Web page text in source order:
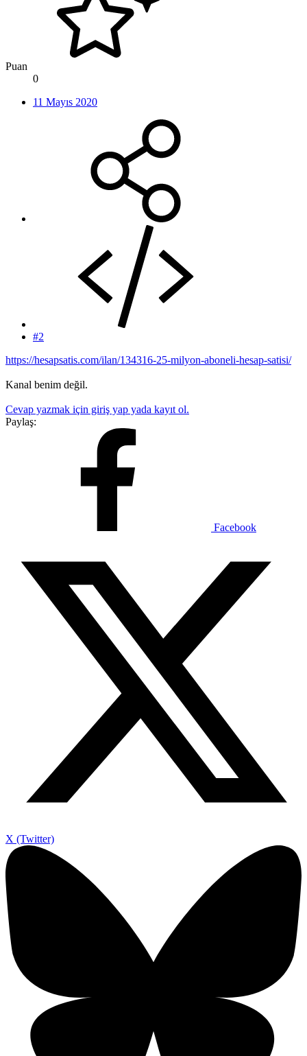
Puan
0
11 Mayıs 2020
#2
https://hesapsatis.com/ilan/134316-25-milyon-aboneli-hesap-satisi/
Kanal benim değil.
Cevap yazmak için giriş yap yada kayıt ol.
Paylaş:
Facebook
X (Twitter)